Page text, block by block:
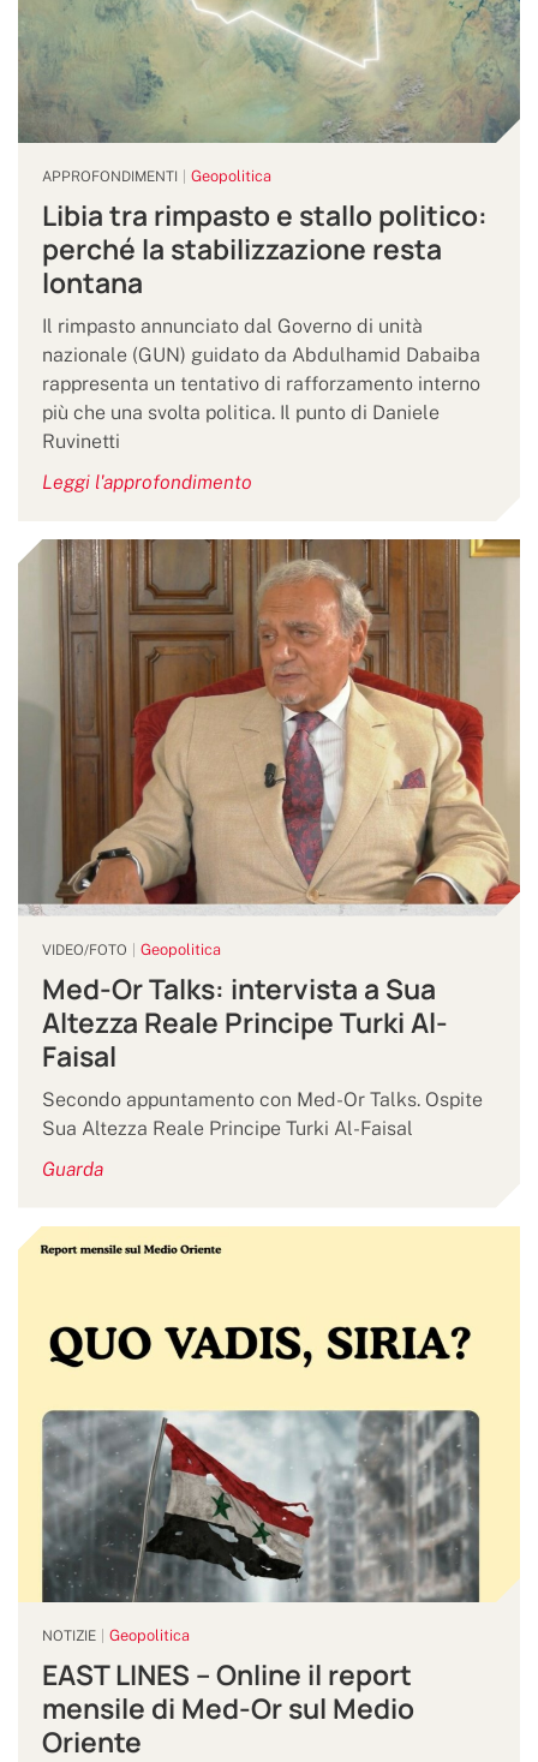
APPROFONDIMENTI Geopolitica
Libia tra rimpasto e stallo politico:
perché la stabilizzazione resta
lontana
Il rimpasto annunciato dal Governo di unità
nazionale (GUN) guidato da Abdulhamid Dabaiba
rappresenta un tentativo di rafforzamento interno
più che una svolta politica. Il punto di Daniele
Ruvinetti
Leggi l'approfondimento
VIDEO/FOTO Geopolitica
Med-Or Talks: intervista a Sua
Altezza Reale Principe Turki Al-
Faisal
Secondo appuntamento con Med-Or Talks. Ospite
Sua Altezza Reale Principe Turki Al-Faisal
Guarda
NOTIZIE Geopolitica
EAST LINES – Online il report
mensile di Med-Or sul Medio
Oriente